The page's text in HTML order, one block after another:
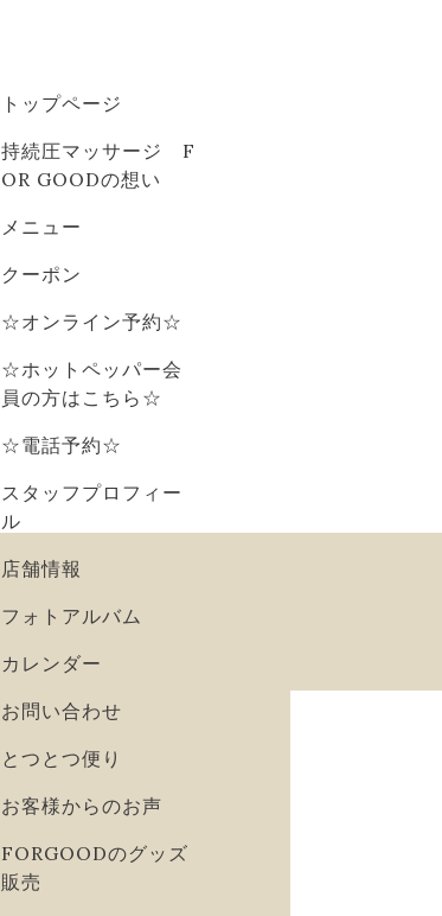
トップページ
持続圧マッサージ F
OR GOODの想い
メニュー
クーポン
☆オンライン予約☆
☆ホットペッパー会
員の方はこちら☆
☆電話予約☆
スタッフプロフィー
ル
店舗情報
フォトアルバム
カレンダー
お問い合わせ
とつとつ便り
お客様からのお声
FORGOODのグッズ
販売